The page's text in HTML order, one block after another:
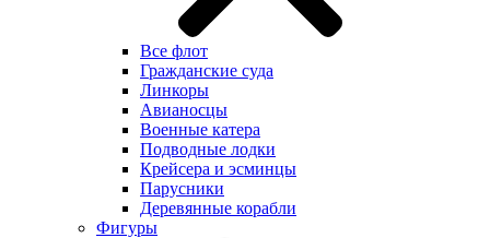
Все флот
Гражданские суда
Линкоры
Авианосцы
Военные катера
Подводные лодки
Крейсера и эсминцы
Парусники
Деревянные корабли
Фигуры